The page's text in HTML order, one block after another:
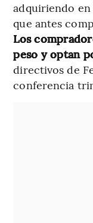
adquiriendo en
que antes
Los
peso y optan
directivos de
conferencia